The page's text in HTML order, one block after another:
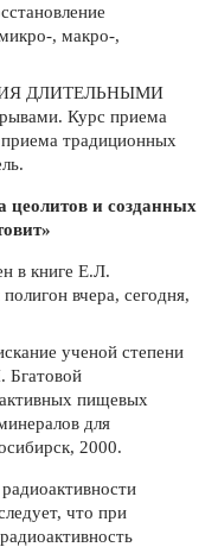
, макро-,
ДЛИТЕЛЬНЫМИ
Курс приема
традиционных
цеолитов и созданных
в книге Е.Л.
вчера, сегодня,
ученой степени
Бгатовой
пищевых
для
2000.
что при